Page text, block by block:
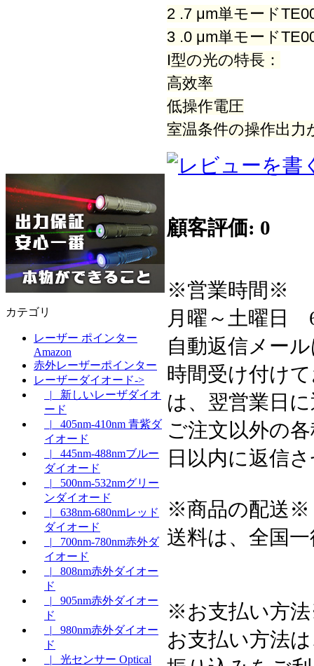
カテゴリ
レーザー ポインター
Amazon
赤外レーザーポインター
レーザーダイオード->
|_ 新しいレーザダイオ
ード
|_ 405nm-410nm 青紫ダ
イオード
|_ 445nm-488nmブルー
ダイオード
|_ 500nm-532nmグリー
ンダイオード
|_ 638nm-680nmレッド
ダイオード
|_ 700nm-780nm赤外ダ
イオード
|_ 808nm赤外ダイオー
ド
|_ 905nm赤外ダイオー
ド
|_ 980nm赤外ダイオー
ド
|_ 光センサー Optical
2 .7 μm単モード
3 .0 μm単モード
I型の光の特長：
高效率
低操作電圧
室温条件の操作出力
顧客評価: 0
※営業時間※
月曜～土曜日
自動返信メー
時間受け付け
は、翌営業日
ご注文以外の
日以内に返信
※商品の配送※
送料は、全国
※お支払い方
お支払い方法